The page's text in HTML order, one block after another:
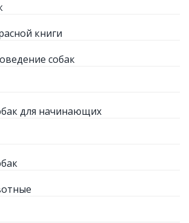
книги
собак
для начинающих